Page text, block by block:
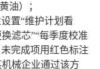
油）；
置“维护计划看
滤芯”“每季度校准
完成项用红色标注
械企业通过该方